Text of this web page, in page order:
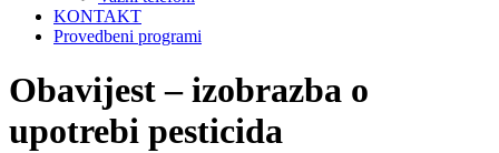
KONTAKT
Provedbeni programi
Obavijest – izobrazba o
upotrebi pesticida